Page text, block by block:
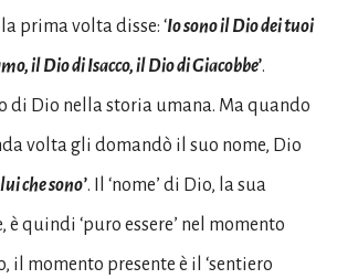
prima volta disse: ‘Io sono il Dio dei tuoi
il Dio di Isacco, il Dio di Giacobbe’.
di Dio nella storia umana. Ma quando
volta gli domandò il suo nome, Dio
che sono’. Il ‘nome’ di Dio, la sua
è quindi ‘puro essere’ nel momento
il momento presente è il ‘sentiero